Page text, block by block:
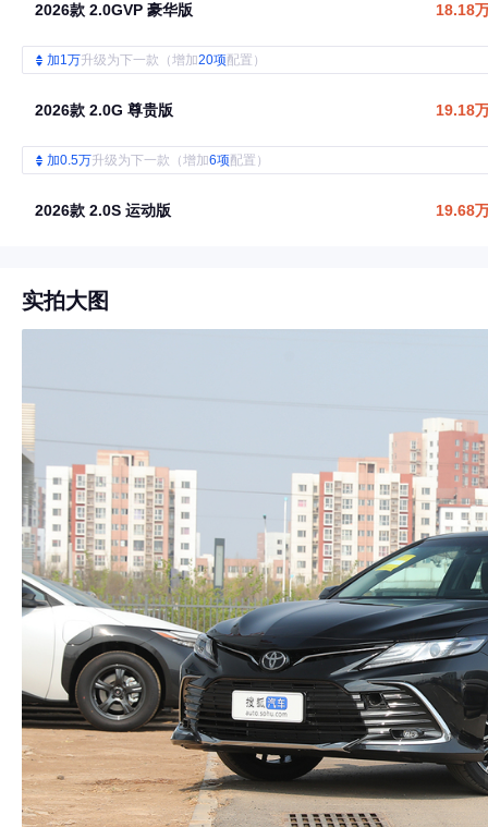
2026款 2.0GVP 豪华版 18.18
加1万升级为下一款（增加20项配置）
2026款 2.0G 尊贵版 19.18
加0.5万升级为下一款（增加6项配置）
2026款 2.0S 运动版 19.68
实拍大图